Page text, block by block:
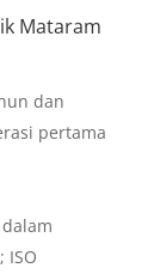
Mataram
dan
pertama
ISO